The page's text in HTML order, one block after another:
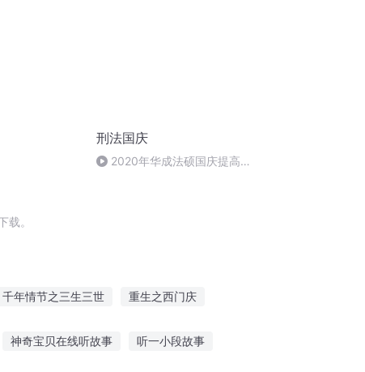
刑法国庆
2020年华成法硕国庆提高班
。
千年情节之三生三世 重生之西门庆
神奇宝贝在线听故事 听一小段故事